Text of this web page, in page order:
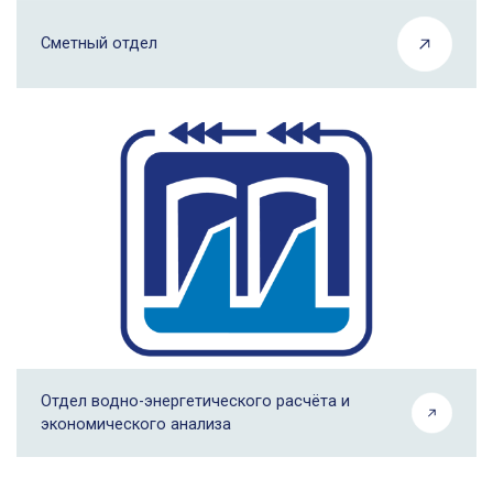
Сметный отдел
Отдел водно-энергетического расчёта и
экономического анализа